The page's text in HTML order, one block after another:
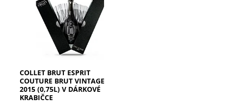
Esprit Couture je nejvyšší
cuvée Maison Collet –
výjimečné šampaňské
sestavené výhradně z
nejlepších Grand Cru a
Premier Cru poloh
Champagne a...
COLLET BRUT ESPRIT
COUTURE BRUT VINTAGE
2015 (0,75L) V DÁRKOVÉ
KRABIČCE